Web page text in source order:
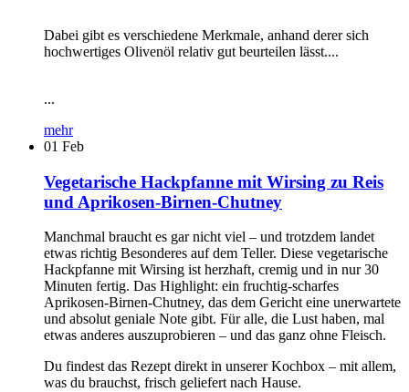
Dabei gibt es verschiedene Merkmale, anhand derer sich
hochwertiges Olivenöl relativ gut beurteilen lässt....
...
mehr
01 Feb
Vegetarische Hackpfanne mit Wirsing zu Reis
und Aprikosen-Birnen-Chutney
Manchmal braucht es gar nicht viel – und trotzdem landet
etwas richtig Besonderes auf dem Teller. Diese vegetarische
Hackpfanne mit Wirsing ist herzhaft, cremig und in nur 30
Minuten fertig. Das Highlight: ein fruchtig-scharfes
Aprikosen-Birnen-Chutney, das dem Gericht eine unerwartete
und absolut geniale Note gibt. Für alle, die Lust haben, mal
etwas anderes auszuprobieren – und das ganz ohne Fleisch.
Du findest das Rezept direkt in unserer Kochbox – mit allem,
was du brauchst, frisch geliefert nach Hause.